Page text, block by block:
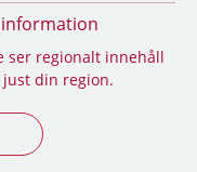
information
ser regionalt innehåll
din region.